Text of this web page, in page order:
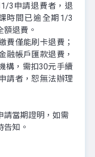
3申請退費者，退
時間已逾全期1/3
退費。
費僅能刷卡退費；
融帳戶匯款退費，
構，需扣30元手續
請者，恕無法辦理
請當期證明，如需
知。